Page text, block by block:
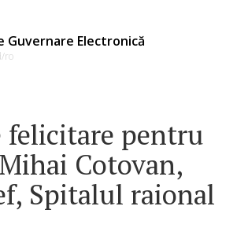
Guvernare Electronică
ro
felicitare pentru
Cotovan,
Spitalul raional